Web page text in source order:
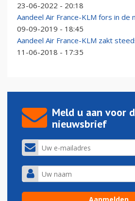
23-06-2022 - 20:18
Aandeel Air France-KLM fors in de
09-09-2019 - 18:45
Aandeel Air France-KLM zakt
11-06-2018 - 17:35
Meld u aan voor
nieuwsbrief